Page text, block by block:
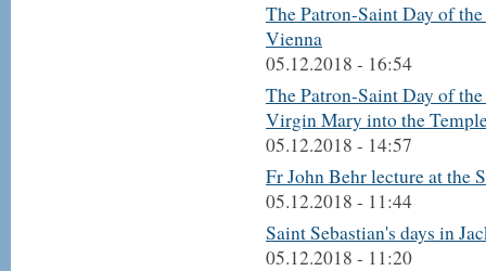
The Patron-Saint Day of
Vienna
05.12.2018 - 16:54
The Patron-Saint Day of
Virgin Mary into the
05.12.2018 - 14:57
Fr John Behr lecture at the
05.12.2018 - 11:44
Saint Sebastian's days in
05.12.2018 - 11:20